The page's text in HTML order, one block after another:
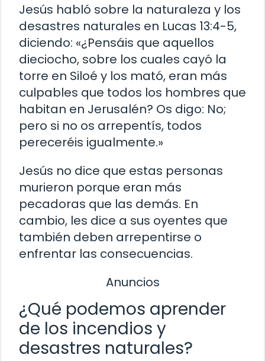
Jesús habló sobre la naturaleza y los
desastres naturales en Lucas 13:4-5,
diciendo: «¿Pensáis que aquellos
dieciocho, sobre los cuales cayó la
torre en Siloé y los mató, eran más
culpables que todos los hombres que
habitan en Jerusalén? Os digo: No;
pero si no os arrepentís, todos
pereceréis igualmente.»
Jesús no dice que estas personas
murieron porque eran más
pecadoras que las demás. En
cambio, les dice a sus oyentes que
también deben arrepentirse o
enfrentar las consecuencias.
Anuncios
¿Qué podemos aprender
de los incendios y
desastres naturales?